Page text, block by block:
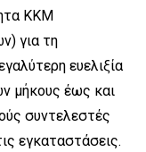
ΚΚΜ
για τη
ευελιξία
μήκους έως και
συντελεστές
εγκαταστάσεις.